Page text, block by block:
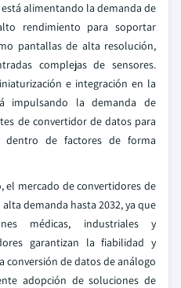
alimentando la demanda de
rendimiento para soportar
pantallas de alta resolución,
complejas de sensores.
e integración en la
impulsando la demanda de
de convertidor de datos para
de factores de forma
el mercado de convertidores de
demanda hasta 2032, ya que
médicas, industriales y
garantizan la fiabilidad y
conversión de datos de análogo
adopción de soluciones de